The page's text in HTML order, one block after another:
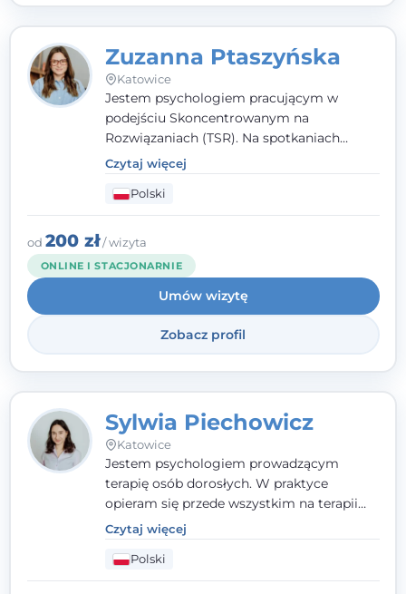
Zuzanna Ptaszyńska
Katowice
Jestem psychologiem pracującym w
podejściu Skoncentrowanym na
Rozwiązaniach (TSR). Na spotkaniach
pracuję w sposób dopasowany do Ciebie -
nawet jeśli na starcie nie wiesz dokładnie,
czego potrzebujesz, odkrywamy to razem,
krok po kroku. Towarzyszę dorosłym oraz
młodzieży od 13. roku życia.
Czytaj więcej
Polski
od 200 zł/ wizyta
ONLINE I STACJONARNIE
Umów wizytę
Zobacz profil
Sylwia Piechowicz
Katowice
Jestem psychologiem prowadzącym
terapię osób dorosłych. W praktyce
opieram się przede wszystkim na terapii
poznawczo-behawioralnej (CBT), a także na
podejściu skoncentrowanym na
rozwiązaniach (TSR) oraz Racjonalnej
Terapii Zachowania (RTZ). Dużą wagę
Czytaj więcej
Polski